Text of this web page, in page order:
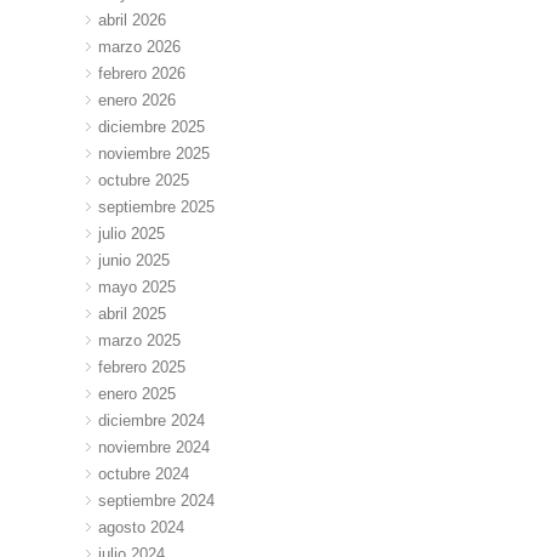
abril 2026
marzo 2026
febrero 2026
enero 2026
diciembre 2025
noviembre 2025
octubre 2025
septiembre 2025
julio 2025
junio 2025
mayo 2025
abril 2025
marzo 2025
febrero 2025
enero 2025
diciembre 2024
noviembre 2024
octubre 2024
septiembre 2024
agosto 2024